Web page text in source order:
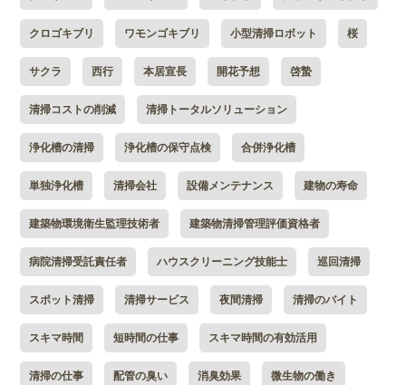
クロゴキブリ ワモンゴキブリ 小型清掃ロボット 桜
サクラ 西行 本居宣長 開花予想 啓蟄
清掃コストの削減 清掃トータルソリューション
浄化槽の清掃 浄化槽の保守点検 合併浄化槽
単独浄化槽 清掃会社 設備メンテナンス 建物の寿命
建築物環境衛生監理技術者 建築物清掃管理評価資格者
病院清掃受託責任者 ハウスクリーニング技能士 巡回清掃
スポット清掃 清掃サービス 夜間清掃 清掃のバイト
スキマ時間 短時間の仕事 スキマ時間の有効活用
清掃の仕事 配管の臭い 消臭効果 微生物の働き